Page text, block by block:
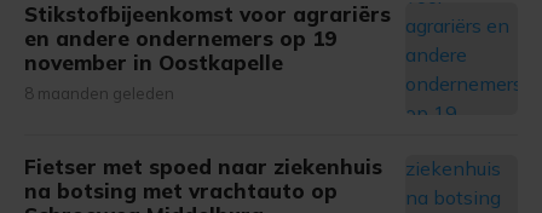
Stikstofbijeenkomst voor agrariërs
en andere ondernemers op 19
november in Oostkapelle
8 maanden geleden
Fietser met spoed naar ziekenhuis
na botsing met vrachtauto op